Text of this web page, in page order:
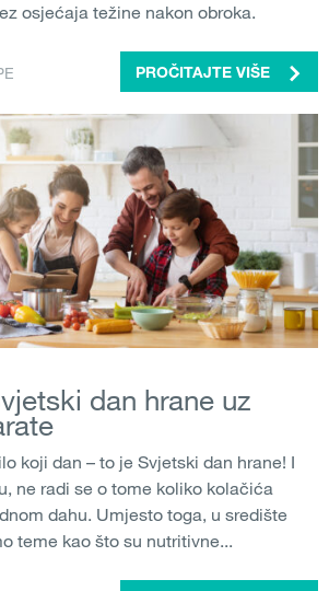
osjećaja težine nakon obroka.
PROČITAJTE VIŠE
dan hrane uz
koji dan – to je Svjetski dan hrane! I
ne radi se o tome koliko kolačića
dahu. Umjesto toga, u središte
teme kao što su nutritivne...